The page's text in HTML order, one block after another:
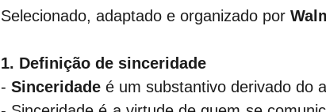
Selecionado, adaptado e organizado por
1. Definição de sinceridade
- Sinceridade é um substantivo derivado do